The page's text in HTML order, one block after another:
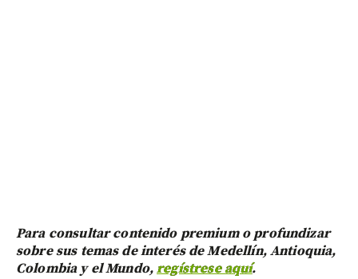
Para consultar contenido premium o profundizar
sobre sus temas de interés de Medellín, Antioquia,
Colombia y el Mundo,regístrese aquí.